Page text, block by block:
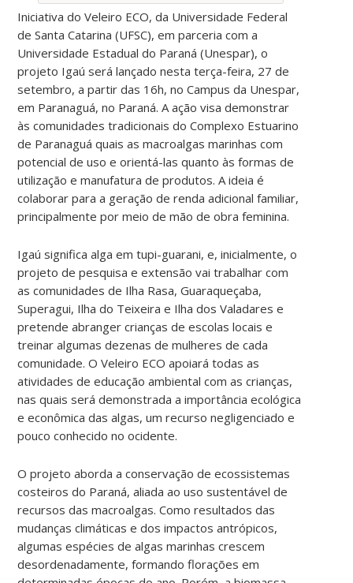
Iniciativa do Veleiro ECO, da Universidade Federal
de Santa Catarina (UFSC), em parceria com a
Universidade Estadual do Paraná (Unespar), o
projeto Igaú será lançado nesta terça-feira, 27 de
setembro, a partir das 16h, no Campus da Unespar,
em Paranaguá, no Paraná. A ação visa demonstrar
às comunidades tradicionais do Complexo Estuarino
de Paranaguá quais as macroalgas marinhas com
potencial de uso e orientá-las quanto às formas de
utilização e manufatura de produtos. A ideia é
colaborar para a geração de renda adicional familiar,
principalmente por meio de mão de obra feminina.
Igaú significa alga em tupi-guarani, e, inicialmente, o
projeto de pesquisa e extensão vai trabalhar com
as comunidades de Ilha Rasa, Guaraqueçaba,
Superagui, Ilha do Teixeira e Ilha dos Valadares e
pretende abranger crianças de escolas locais e
treinar algumas dezenas de mulheres de cada
comunidade. O Veleiro ECO apoiará todas as
atividades de educação ambiental com as crianças,
nas quais será demonstrada a importância ecológica
e econômica das algas, um recurso negligenciado e
pouco conhecido no ocidente.
O projeto aborda a conservação de ecossistemas
costeiros do Paraná, aliada ao uso sustentável de
recursos das macroalgas. Como resultados das
mudanças climáticas e dos impactos antrópicos,
algumas espécies de algas marinhas crescem
desordenadamente, formando florações em